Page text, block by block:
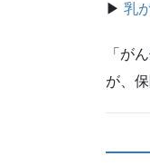
▶ 乳
「が
が、